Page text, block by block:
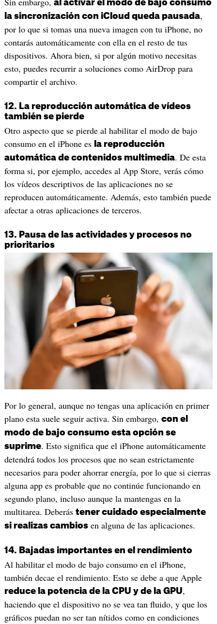
al activar el modo de bajo consumo
la sincronización con iCloud queda pausada,
por lo que si tomas una nueva imagen con tu iPhone, no
contarás automáticamente con ella en el resto de tus
dispositivos. Ahora bien, si por algún motivo necesitas
esto, puedes recurrir a soluciones como AirDrop para
compartir el archivo.
12. La reproducción automática de vídeos
también se pierde
Otro aspecto que se pierde al habilitar el modo de bajo
consumo en el iPhone es la reproducción
automática de contenidos multimedia. De esta
forma si, por ejemplo, accedes al App Store, verás cómo
los vídeos descriptivos de las aplicaciones no se
reproducen automáticamente. Además, esto también puede
afectar a otras aplicaciones de terceros.
13. Pausa de las actividades y procesos no
prioritarios
Por lo general, aunque no tengas una aplicación en primer
plano esta suele seguir activa. Sin embargo, con el
modo de bajo consumo esta opción se
suprime. Esto significa que el iPhone automáticamente
detendrá todos los procesos que no sean estrictamente
necesarios para poder ahorrar energía, por lo que si cierras
alguna app es probable que no continúe funcionando en
segundo plano, incluso aunque la mantengas en la
multitarea. Deberás tener cuidado especialmente
si realizas cambiosen alguna de las aplicaciones.
14. Bajadas importantes en el rendimiento
Al habilitar el modo de bajo consumo en el iPhone,
también decae el rendimiento. Esto se debe a que Apple
reduce la potencia de la CPU y de la GPU,
haciendo que el dispositivo no se vea tan fluido, y que los
gráficos puedan no ser tan nítidos como en condiciones